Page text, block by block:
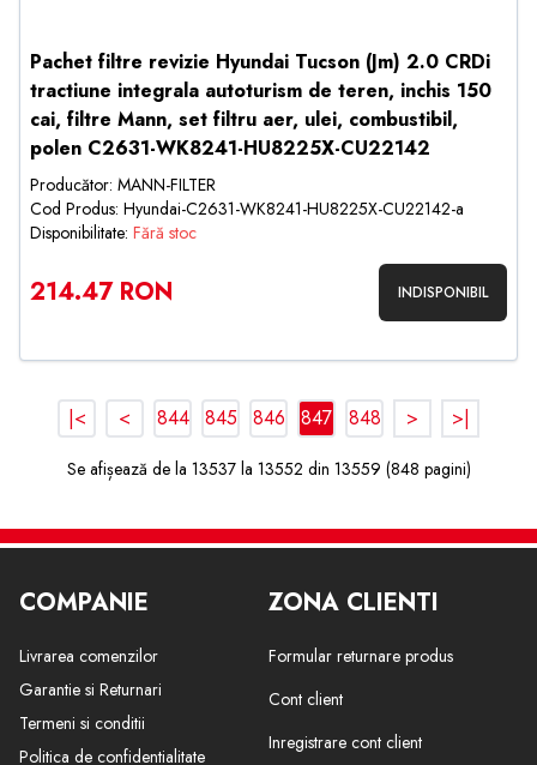
Pachet filtre revizie Hyundai Tucson (Jm) 2.0 CRDi
tractiune integrala autoturism de teren, inchis 150
cai, filtre Mann, set filtru aer, ulei, combustibil,
polen C2631-WK8241-HU8225X-CU22142
Producător: MANN-FILTER
Cod Produs: Hyundai-C2631-WK8241-HU8225X-CU22142-a
Disponibilitate: Fără stoc
214.47 RON INDISPONIBIL
|< < 844 845 846 847 848 > >|
Se afișează de la 13537 la 13552 din 13559 (848 pagini)
COMPANIE
Livrarea comenzilor
Garantie si Returnari
Termeni si conditii
Politica de confidentialitate
ZONA CLIENTI
Formular returnare produs
Cont client
Inregistrare cont client